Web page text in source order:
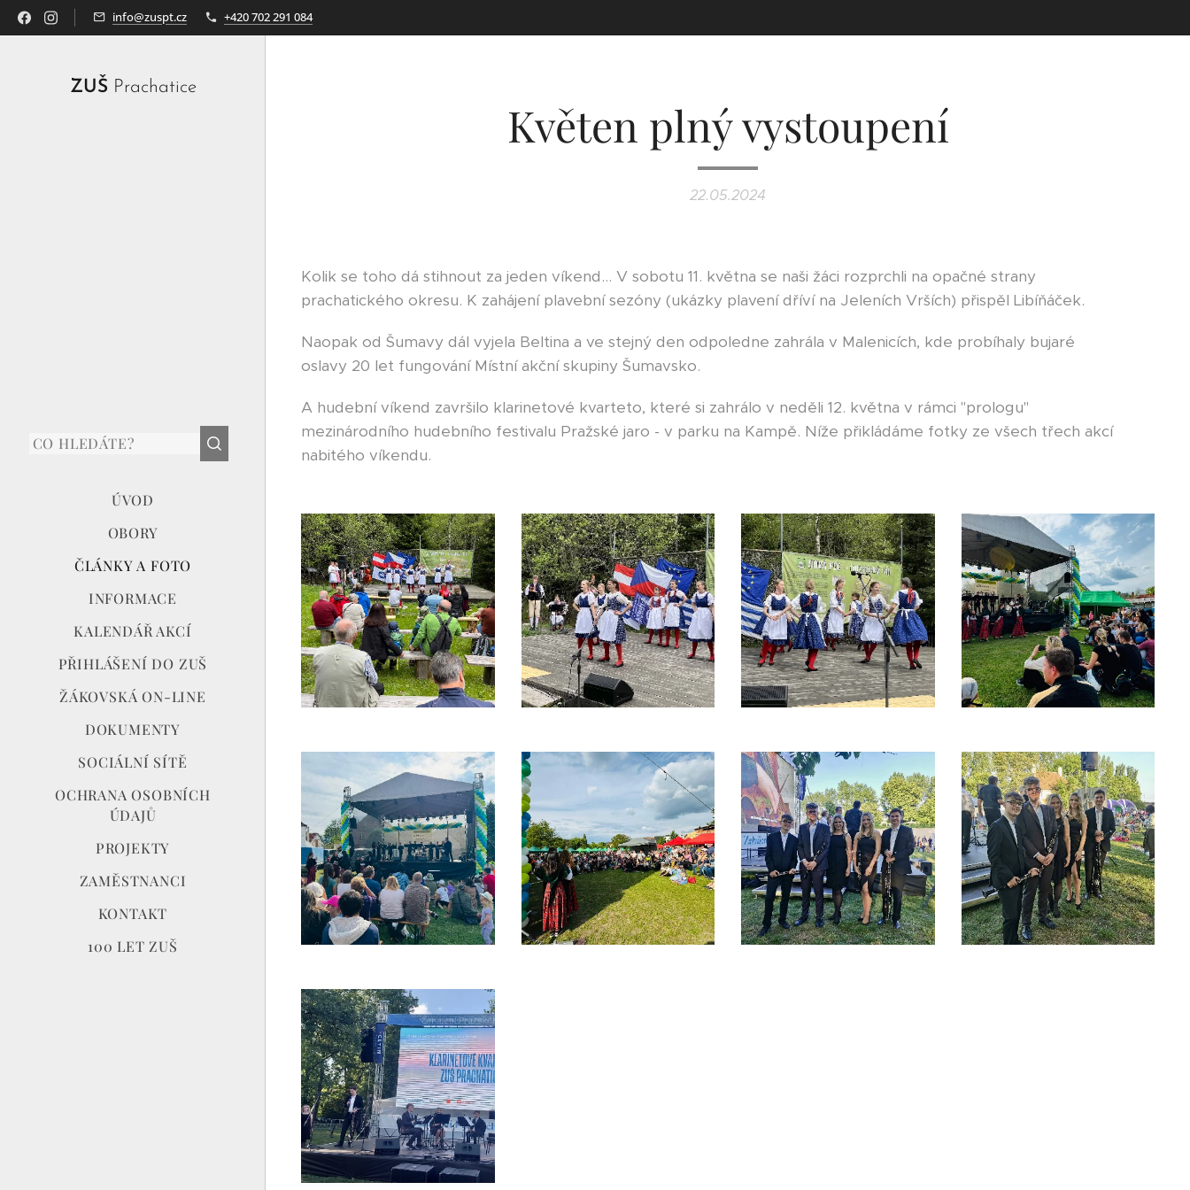
info@zuspt.cz +420 702 291 084
ZUŠ Prachatice
ÚVOD
OBORY
ČLÁNKY A FOTO
INFORMACE
KALENDÁŘ AKCÍ
PŘIHLÁŠENÍ DO ZUŠ
ŽÁKOVSKÁ ON-LINE
DOKUMENTY
SOCIÁLNÍ SÍTĚ
OCHRANA OSOBNÍCH
ÚDAJŮ
PROJEKTY
ZAMĚSTNANCI
KONTAKT
100 LET ZUŠ
Květen plný vystoupení
22.05.2024
Kolik se toho dá stihnout za jeden víkend... V sobotu 11. května se naši žáci rozprchli na opačné strany
prachatického okresu. K zahájení plavební sezóny (ukázky plavení dříví na Jeleních Vrších) přispěl Libíňáček.
Naopak od Šumavy dál vyjela Beltina a ve stejný den odpoledne zahrála v Malenicích, kde probíhaly bujaré
oslavy 20 let fungování Místní akční skupiny Šumavsko.
A hudební víkend završilo klarinetové kvarteto, které si zahrálo v neděli 12. května v rámci "prologu"
mezinárodního hudebního festivalu Pražské jaro - v parku na Kampě. Níže přikládáme fotky ze všech třech akcí
nabitého víkendu.